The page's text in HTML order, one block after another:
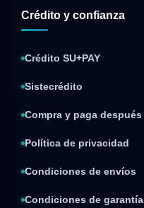
Crédito y confianza
Crédito SU+PAY
Sistecrédito
Compra y paga después
Política de privacidad
Condiciones de envíos
Condiciones de garantía